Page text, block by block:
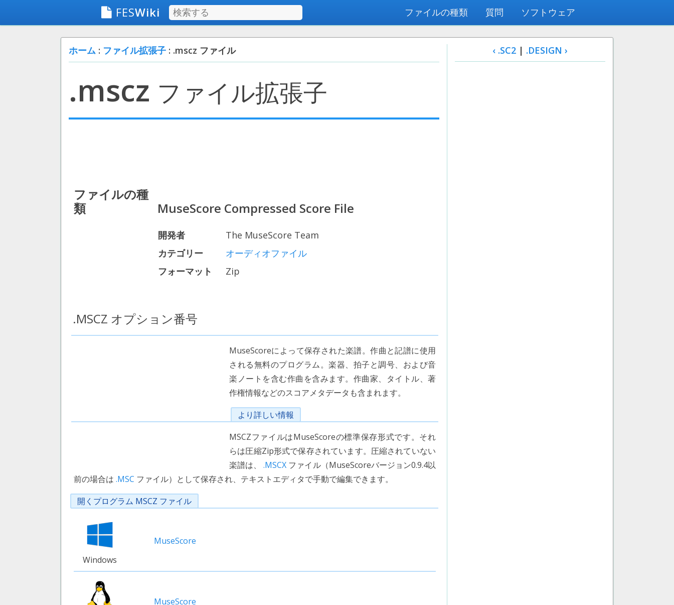
FESWiki ファイルの種類 質問 ソフトウェア
ホーム : ファイル拡張子 : .mscz ファイル
.mscz ファイル拡張子
ファイルの種
類
MuseScore Compressed Score File
開発者
The MuseScore Team
カテゴリー
オーディオファイル
フォーマット
Zip
.MSCZ オプション番号
MuseScoreによって保存された楽譜。作曲と記譜に使用
される無料のプログラム。楽器、拍子と調号、および音
楽ノートを含む作曲を含みます。作曲家、タイトル、著
作権情報などのスコアメタデータも含まれます。
より詳しい情報
MSCZファイルはMuseScoreの標準保存形式です。それ
らは圧縮Zip形式で保存されています。圧縮されていない
楽譜は、.MSCX ファイル（MuseScoreバージョン0.9.4以
前の場合は .MSC ファイル）として保存され、テキストエディタで手動で編集できます。
開くプログラム MSCZ ファイル
Windows
MuseScore
MuseScore
‹ .SC2 | .DESIGN ›